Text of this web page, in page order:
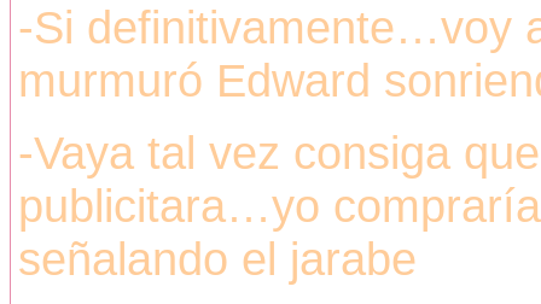
-Si definitivamente…voy
murmuró Edward
-Vaya tal vez consiga
publicitara…yo
señalando el jarabe